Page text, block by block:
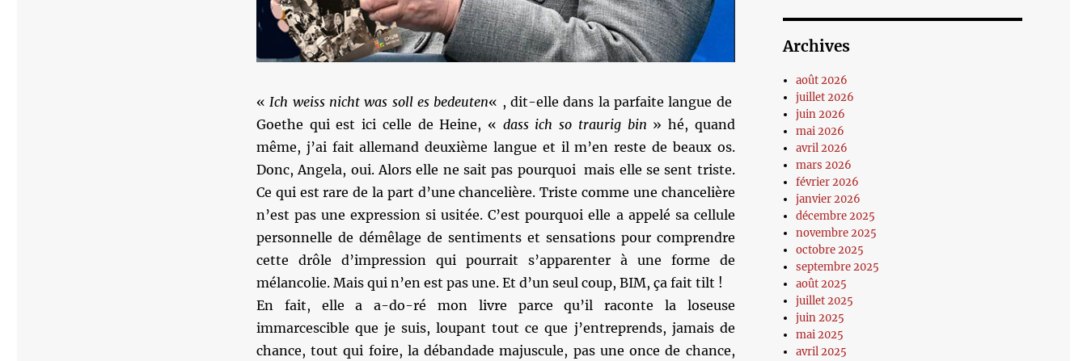
« Ich weiss nicht was soll es bedeuten« , dit-elle dans la parfaite langue de
Goethe qui est ici celle de Heine, « dass ich so traurig bin » hé, quand
même, j’ai fait allemand deuxième langue et il m’en reste de beaux os.
Donc, Angela, oui. Alors elle ne sait pas pourquoi mais elle se sent triste.
Ce qui est rare de la part d’une chancelière. Triste comme une chancelière
n’est pas une expression si usitée. C’est pourquoi elle a appelé sa cellule
personnelle de démêlage de sentiments et sensations pour comprendre
cette drôle d’impression qui pourrait s’apparenter à une forme de
mélancolie. Mais qui n’en est pas une. Et d’un seul coup, BIM, ça fait tilt !
En fait, elle a a-do-ré mon livre parce qu’il raconte la loseuse
immarcescible que je suis, loupant tout ce que j’entreprends, jamais de
chance, tout qui foire, la débandade majuscule, pas une once de chance,
Archives
août 2026
juillet 2026
juin 2026
mai 2026
avril 2026
mars 2026
février 2026
janvier 2026
décembre 2025
novembre 2025
octobre 2025
septembre 2025
août 2025
juillet 2025
juin 2025
mai 2025
avril 2025